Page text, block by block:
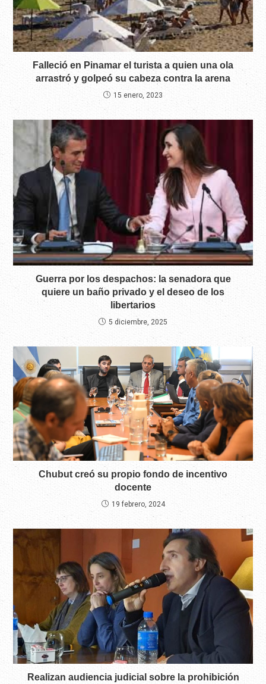
Falleció en Pinamar el turista a quien una ola
arrastró y golpeó su cabeza contra la arena
15 enero, 2023
Guerra por los despachos: la senadora que
quiere un baño privado y el deseo de los
libertarios
5 diciembre, 2025
Chubut creó su propio fondo de incentivo
docente
19 febrero, 2024
Realizan audiencia judicial sobre la prohibición